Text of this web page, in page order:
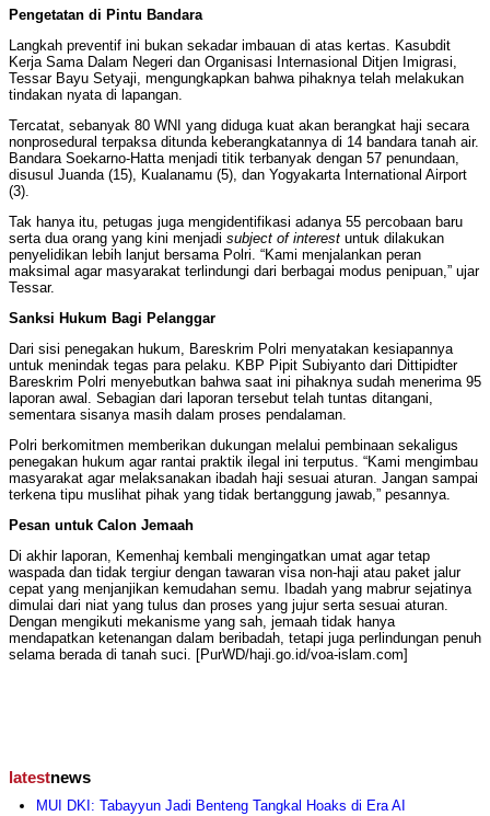
Pengetatan di Pintu Bandara
Langkah preventif ini bukan sekadar imbauan di atas kertas. Kasubdit
Kerja Sama Dalam Negeri dan Organisasi Internasional Ditjen Imigrasi,
Tessar Bayu Setyaji, mengungkapkan bahwa pihaknya telah melakukan
tindakan nyata di lapangan.
Tercatat, sebanyak 80 WNI yang diduga kuat akan berangkat haji secara
nonprosedural terpaksa ditunda keberangkatannya di 14 bandara tanah air.
Bandara Soekarno-Hatta menjadi titik terbanyak dengan 57 penundaan,
disusul Juanda (15), Kualanamu (5), dan Yogyakarta International Airport
(3).
Tak hanya itu, petugas juga mengidentifikasi adanya 55 percobaan baru
serta dua orang yang kini menjadi subject of interest untuk dilakukan
penyelidikan lebih lanjut bersama Polri. “Kami menjalankan peran
maksimal agar masyarakat terlindungi dari berbagai modus penipuan,” ujar
Tessar.
Sanksi Hukum Bagi Pelanggar
Dari sisi penegakan hukum, Bareskrim Polri menyatakan kesiapannya
untuk menindak tegas para pelaku. KBP Pipit Subiyanto dari Dittipidter
Bareskrim Polri menyebutkan bahwa saat ini pihaknya sudah menerima 95
laporan awal. Sebagian dari laporan tersebut telah tuntas ditangani,
sementara sisanya masih dalam proses pendalaman.
Polri berkomitmen memberikan dukungan melalui pembinaan sekaligus
penegakan hukum agar rantai praktik ilegal ini terputus. “Kami mengimbau
masyarakat agar melaksanakan ibadah haji sesuai aturan. Jangan sampai
terkena tipu muslihat pihak yang tidak bertanggung jawab,” pesannya.
Pesan untuk Calon Jemaah
Di akhir laporan, Kemenhaj kembali mengingatkan umat agar tetap
waspada dan tidak tergiur dengan tawaran visa non-haji atau paket jalur
cepat yang menjanjikan kemudahan semu. Ibadah yang mabrur sejatinya
dimulai dari niat yang tulus dan proses yang jujur serta sesuai aturan.
Dengan mengikuti mekanisme yang sah, jemaah tidak hanya
mendapatkan ketenangan dalam beribadah, tetapi juga perlindungan penuh
selama berada di tanah suci. [PurWD/haji.go.id/voa-islam.com]
latestnews
MUI DKI: Tabayyun Jadi Benteng Tangkal Hoaks di Era AI